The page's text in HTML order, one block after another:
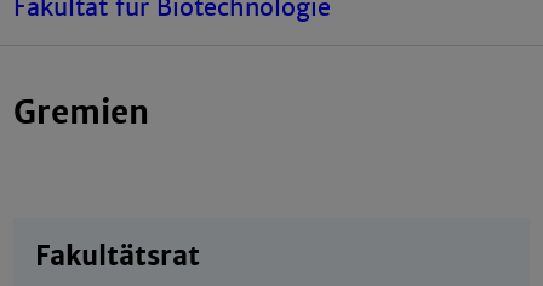
Fakultät für Biotechnologie
Gremien
Fakultätsrat